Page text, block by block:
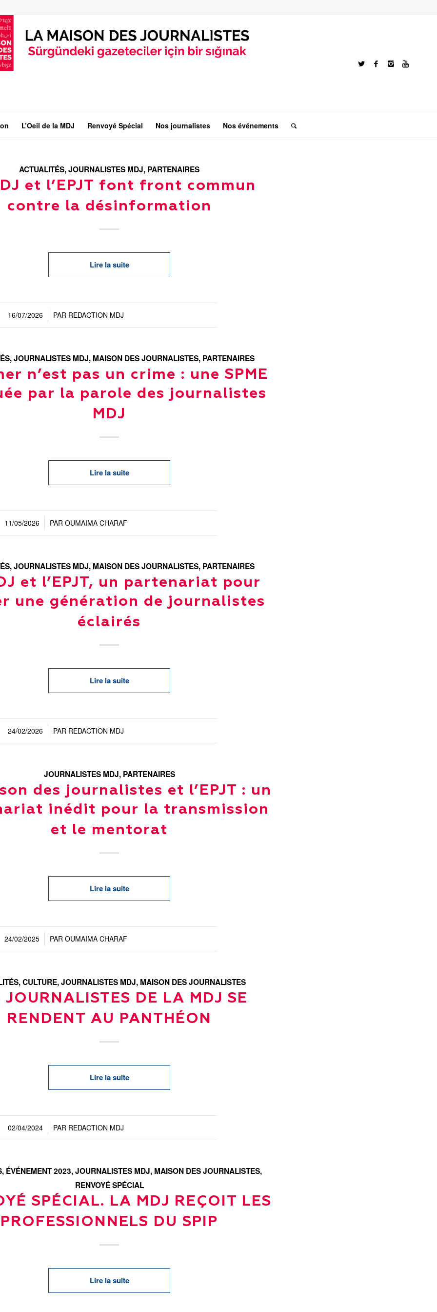
L’Oeil de la MDJ Renvoyé Spécial Nos journalistes Nos événements
ACTUALITÉS,JOURNALISTES MDJ, PARTENAIRES
et l’EPJT font front commun
contre la désinformation
Lire la suite
16/07/2026
/ PAR REDACTION MDJ
,JOURNALISTES MDJ, MAISON DES JOURNALISTES, PARTENAIRES
n’est pas un crime : une SPME
par la parole des journalistes
MDJ
Lire la suite
11/05/2026
/ PAR OUMAIMA CHARAF
,JOURNALISTES MDJ, MAISON DES JOURNALISTES, PARTENAIRES
et l’EPJT, un partenariat pour
une génération de journalistes
éclairés
Lire la suite
24/02/2026
/ PAR REDACTION MDJ
JOURNALISTES MDJ, PARTENAIRES
des journalistes et l’EPJT : un
inédit pour la transmission
et le mentorat
Lire la suite
24/02/2025
/ PAR OUMAIMA CHARAF
,CULTURE,JOURNALISTES MDJ, MAISON DES JOURNALISTES
JOURNALISTES DE LA MDJ SE
RENDENT AU PANTHÉON
Lire la suite
02/04/2024
/ PAR REDACTION MDJ
, ÉVÉNEMENT 2023,JOURNALISTES MDJ, MAISON DES JOURNALISTES,
RENVOYÉ SPÉCIAL
SPÉCIAL. LA MDJ REÇOIT LES
PROFESSIONNELS DU SPIP
Lire la suite